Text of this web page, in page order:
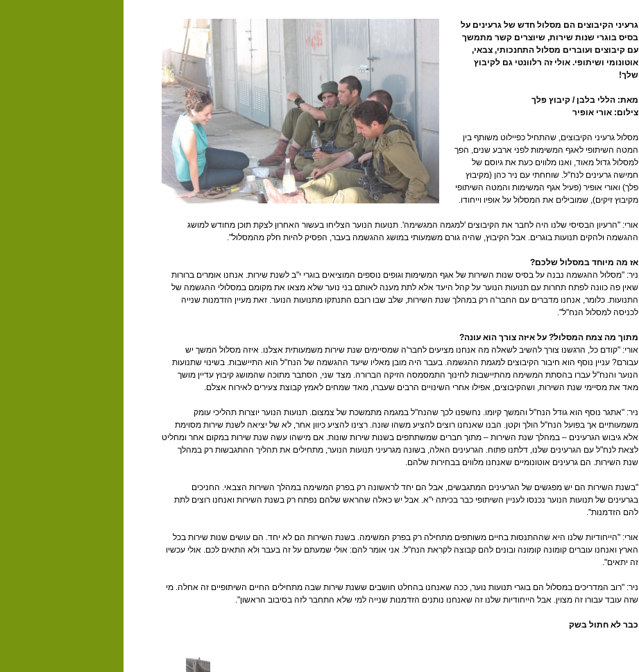
גרעיני הקיבוצים הם מסלול חדש של גרעינים על
בסיס בוגרי שנות שירות, שיוצרים קשר מתמשך
עם קיבוצים ועוברים מסלול התחנכותי, צבאי,
אוטונומי ושיתופי. אולי זה רלוונטי גם לקיבוץ
שלך!
מאת: הללי בלבן / קיבוץ פלך
צילום: אורי אופיר
מסלול גרעיני הקיבוצים, שהתחיל כפיילוט משותף בין
המטה השיתופי לאגף המשימות לפני ארבע שנים, הפך
למסלול גדול מאוד, ואנו מלווים כעת את גיוסם של
חמישה גרעינים לנח"ל. שוחחתי עם ניר כהן (מקיבוץ
פלך) ואורי אופיר (פעיל אגף המשימות והמטה השיתופי
מקיבוץ זיקים), שמובילים את המסלול על אופיו וייחודו.
אורי: "הרעיון הבסיסי שלנו היה לחבר את הקיבוצים 'למגמה המגשימה'. תנועות הנוער הצליחו בעשור האחרון לצקת תוכן מחודש למושג
ההגשמה ולהקים תנועות בוגרים. אבל הקיבוץ, שהיה גורם משמעותי במושג ההגשמה בעבר, הפסיק להיות חלק מהמסלול".
אז מה מיוחד במסלול שלכם?
ניר: "מסלול ההגשמה נבנה על בסיס שנות השירות של אגף המשימות וגופים נוספים המוציאים בוגרי י"ב לשנת שירות. אנחנו אומרים ברורות
שאין פה כוונה לפתח תחרות עם תנועות הנוער על קהל היעד אלא לתת מענה לאותם בני נוער שלא מצאו את מקומם במסלולי ההגשמה של
התנועות. כלומר, אנחנו מדברים עם החבר'ה רק במהלך שנת השירות, שלב שבו רובם התנתקו מתנועות הנוער. זאת מעיין הזדמנות שנייה
לכניסה למסלול הנח"ל".
מתוך מה צמח המסלול? על איזה צורך הוא עונה?
אורי: "קודם כל, הרגשנו צורך להשיב לשאלה מה אנחנו מציעים לחבר'ה שמסיימים שנת שירות משמעותית אצלנו. איזה מסלול המשך יש
עבורם? עניין נוסף הוא חיבור הקיבוצים למגמת ההגשמה. בעבר היה מובן מאליו שיעד ההגשמה של הנח"ל הוא התיישבות. בשינוי שתנועות
הנוער והנח"ל עברו בהסתת המשימה מהתיישבות לחינוך התמסמסה הזיקה הברורה. מצד שני, הסתבר מתוכה שהמושג קיבוץ עדיין מושך
מאד את מסיימי שנת השירות, ושהקיבוצים, אפילו אחרי השינויים הרבים שעברו, מאד שמחים לאמץ קבוצת צעירים לאירוח אצלם.
ניר: "אתגר נוסף הוא גודל הנח"ל והמשך קיומו. נחשפנו לכך שהנח"ל במגמה מתמשכת של צמצום. תנועות הנוער יוצרות תהליכי עומק
משמעותיים אך בפועל הנח"ל הולך וקטן. הבנו שאנחנו רוצים להציע משהו שונה. רצינו להציע כיוון אחר, לא של יציאה לשנת שירות מסוימת
אלא גיבוש הגרעינים – במהלך שנת השירות – מתוך חברים שמשתתפים בשנות שירות שונות. אם מישהו עשה שנת שירות במקום אחר ומחליט
לצאת לנח"ל עם הגרעינים שלנו, דלתנו פתוח. הגרעינים האלה, בשונה מגרעיני תנועות הנוער, מתחילים את תהליך ההתגבשות רק במהלך
שנת השירות. הם גרעינים אוטונומיים שאנחנו מלווים בבחירות שלהם.
"בשנת השירות הם יש מפגשים של הגרעינים המתגבשים, אבל הם יחד לראשונה רק בפרק המשימה במהלך השירות הצבאי. החניכים
בגרעינים של תנועות הנוער נכנסו לעניין השיתופי כבר בכיתה י"א. אבל יש כאלה שהראש שלהם נפתח רק בשנת השירות ואנחנו רוצים לתת
להם הזדמנות".
אורי: "הייחודיות שלנו היא שההתנסות בחיים משותפים מתחילה רק בפרק המשימה. בשנת השירות הם לא יחד. הם עושים שנות שירות בכל
הארץ ואנחנו עוברים קומונה קומונה ובונים להם קבוצה לקראת הנח"ל. אני אומר להם: אולי שמעתם על זה בעבר ולא התאים לכם. אולי עכשיו
זה יתאים".
ניר: "רוב המדריכים במסלול הם בוגרי תנועות נוער, ככה שאנחנו בהחלט חושבים ששנת שירות שבה מתחילים החיים השיתופיים זה אחלה. מי
שזה עובד עבורו זה מצוין. אבל הייחודיות שלנו זה שאנחנו נותנים הזדמנות שנייה למי שלא התחבר לזה בסיבוב הראשון".
כבר לא חתול בשק